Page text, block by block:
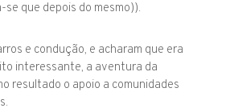
se que depois do mesmo)).
e condução, e acharam que era
interessante, a aventura da
resultado o apoio a comunidades